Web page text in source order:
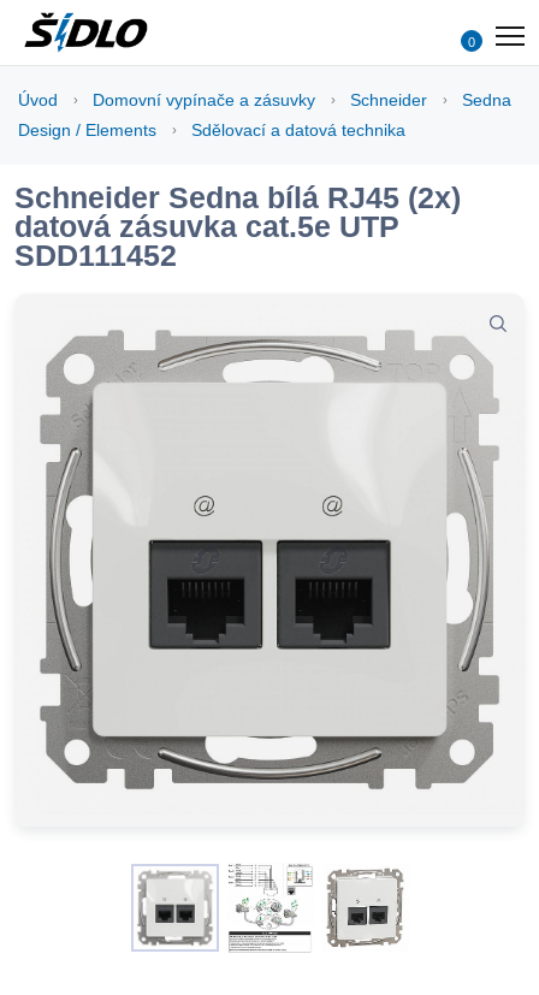
0
Úvod Domovní vypínače a zásuvky Schneider
Sedna
Design / Elements
Sdělovací a datová technika
Schneider Sedna bílá RJ45 (2x)
datová zásuvka cat.5e UTP
SDD111452